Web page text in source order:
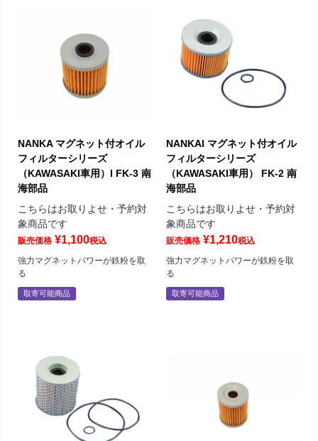
NANKA マグネット付オイル
フィルターシリーズ
（KAWASAKI車用）I FK-3 南
海部品
こちらはお取りよせ・予約対
象商品です
販売価格 ¥1,100税込
強力マグネットパワーが鉄粉を取
る
取寄可能商品
NANKAI マグネット付オイル
フィルターシリーズ
（KAWASAKI車用） FK-2 南
海部品
こちらはお取りよせ・予約対
象商品です
販売価格 ¥1,210税込
強力マグネットパワーが鉄粉を取
る
取寄可能商品